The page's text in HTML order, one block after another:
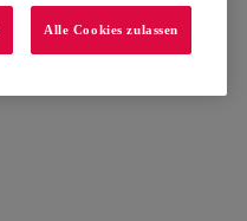
Alle Cookies zulassen